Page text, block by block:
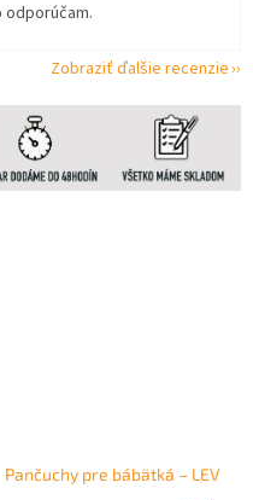
Pančuchy pre bábätká – LEV
Zobraziť ďalšie recenzie